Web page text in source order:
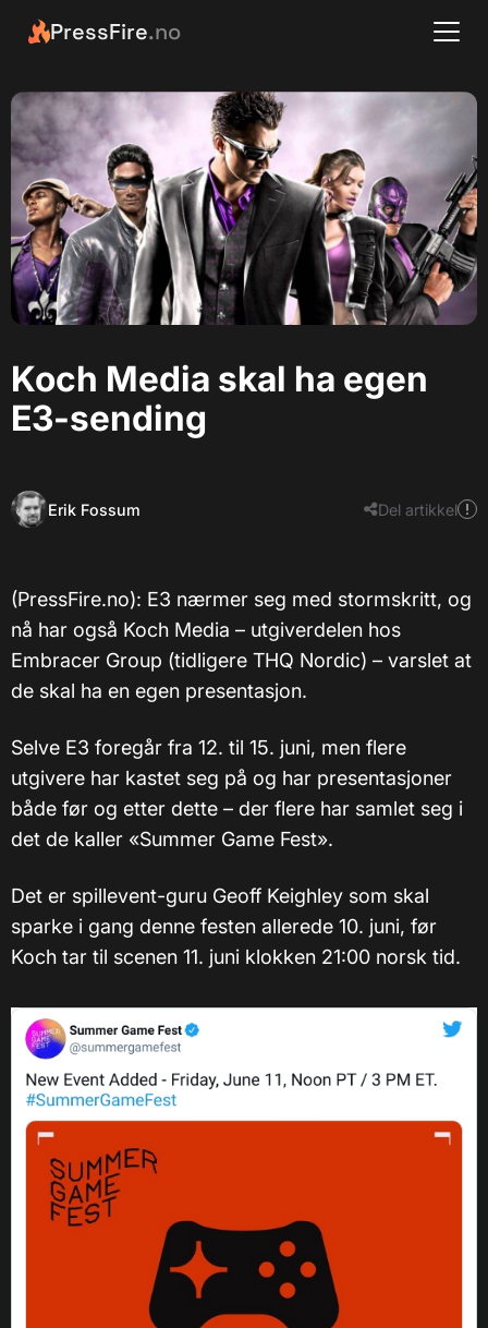
PressFire.no
Koch Media skal ha egen
E3-sending
Erik Fossum Del artikkel
​(PressFire.no): E3 nærmer seg med stormskritt, og
nå har også Koch Media – utgiverdelen hos
Embracer Group (tidligere THQ Nordic) – varslet at
de skal ha en egen presentasjon.
Selve E3 foregår fra 12. til 15. juni, men flere
utgivere har kastet seg på og har presentasjoner
både før og etter dette – der flere har samlet seg i
det de kaller «Summer Game Fest».
Det er spillevent-guru Geoff Keighley som skal
sparke i gang denne festen allerede 10. juni, før
Koch tar til scenen 11. juni klokken 21:00 norsk tid.